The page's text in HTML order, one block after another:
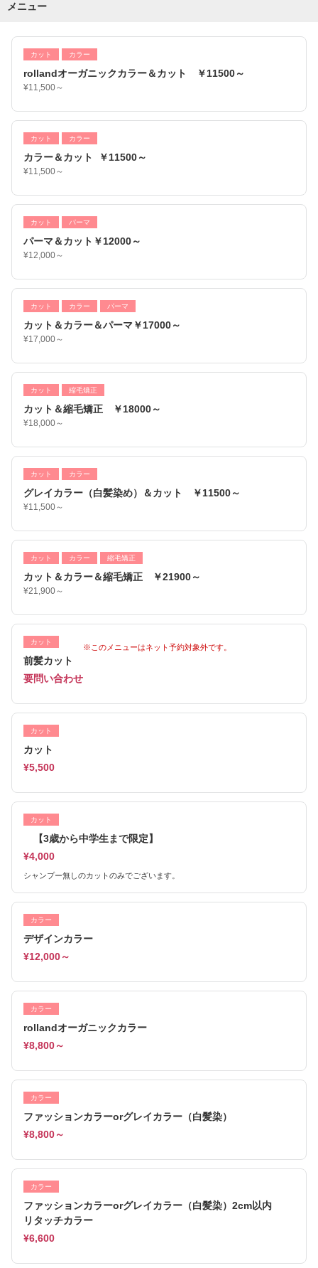
メニュー
カット カラー
rollandオーガニックカラー＆カット ￥11500～
¥11,500～
カット カラー
カラー＆カット ￥11500～
¥11,500～
カット パーマ
パーマ＆カット￥12000～
¥12,000～
カット カラー パーマ
カット＆カラー＆パーマ￥17000～
¥17,000～
カット 縮毛矯正
カット＆縮毛矯正 ￥18000～
¥18,000～
カット カラー
グレイカラー（白髪染め）＆カット ￥11500～
¥11,500～
カット カラー 縮毛矯正
カット＆カラー＆縮毛矯正 ￥21900～
¥21,900～
カット
前髪カット
要問い合わせ
※このメニューはネット予約対象外です。
カット
カット
¥5,500
カット
【3歳から中学生まで限定】
¥4,000
シャンプー無しのカットのみでございます。
カラー
デザインカラー
¥12,000～
カラー
rollandオーガニックカラー
¥8,800～
カラー
ファッションカラーorグレイカラー（白髪染）
¥8,800～
カラー
ファッションカラーorグレイカラー（白髪染）2cm以内
リタッチカラー
¥6,600